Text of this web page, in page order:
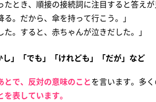
たとき、順接の接続詞に注目すると答えが
る。だから、傘を持って行こう。」
た。すると、赤ちゃんが泣きだした。」
し」「でも」「けれども」「だが」など
とで、反対の意味のことを言います。多く
表しています。